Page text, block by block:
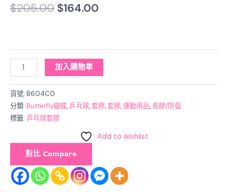
$205.00 $164.00
量
加入購物車
貨號: B604C0
分類: Butterfly蝴蝶,乒乓球,套膠,套膠,運動用品,長膠/防弧
標籤: 乒乓球套膠
Add to wishlist
對比 Compare